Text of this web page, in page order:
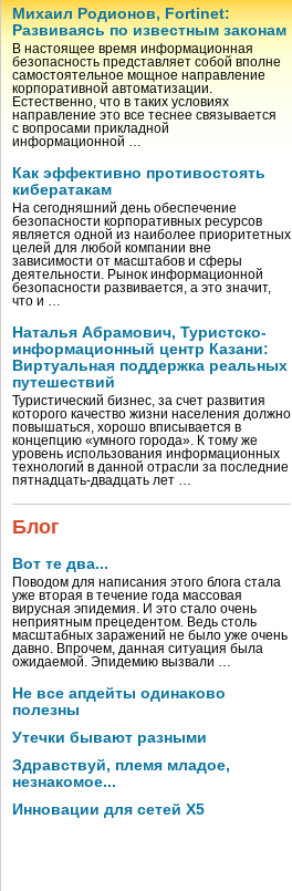
Михаил Родионов, Fortinet:
Развиваясь по известным законам
В настоящее время информационная
безопасность представляет собой вполне
самостоятельное мощное направление
корпоративной автоматизации.
Естественно, что в таких условиях
направление это все теснее связывается
с вопросами прикладной
информационной …
Как эффективно противостоять
кибератакам
На сегодняшний день обеспечение
безопасности корпоративных ресурсов
является одной из наиболее приоритетных
целей для любой компании вне
зависимости от масштабов и сферы
деятельности. Рынок информационной
безопасности развивается, а это значит,
что и …
Наталья Абрамович, Туристско-
информационный центр Казани:
Виртуальная поддержка реальных
путешествий
Туристический бизнес, за счет развития
которого качество жизни населения должно
повышаться, хорошо вписывается в
концепцию «умного города». К тому же
уровень использования информационных
технологий в данной отрасли за последние
пятнадцать-двадцать лет …
Блог
Вот те два...
Поводом для написания этого блога стала
уже вторая в течение года массовая
вирусная эпидемия. И это стало очень
неприятным прецедентом. Ведь столь
масштабных заражений не было уже очень
давно. Впрочем, данная ситуация была
ожидаемой. Эпидемию вызвали …
Не все апдейты одинаково
полезны
Утечки бывают разными
Здравствуй, племя младое,
незнакомое...
Инновации для сетей X5